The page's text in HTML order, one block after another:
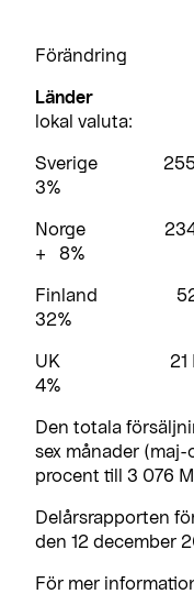
Förändring
Länder
lokal valuta:
Sverige
3%
Norge
+ 8%
Finland
32%
UK 21
4%
Den totala
sex månader
procent till 3 076
Delårsrapporten
den 12 december
För mer